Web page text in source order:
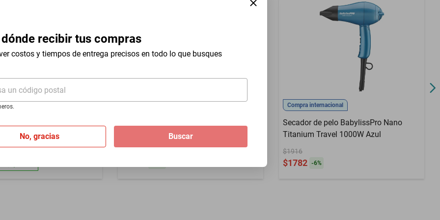
dónde recibir tus compras
costos y tiempos de entrega precisos en todo lo que busques
un código postal
No, gracias Buscar
HD435 - Sistema 2 en 1:
TurboStyle 5 en 1 de doble voltaje
Compra internacional
Secador de pelo BabylissPro Nano
Titanium Travel 1000W Azul
$1916
$1782 -6%